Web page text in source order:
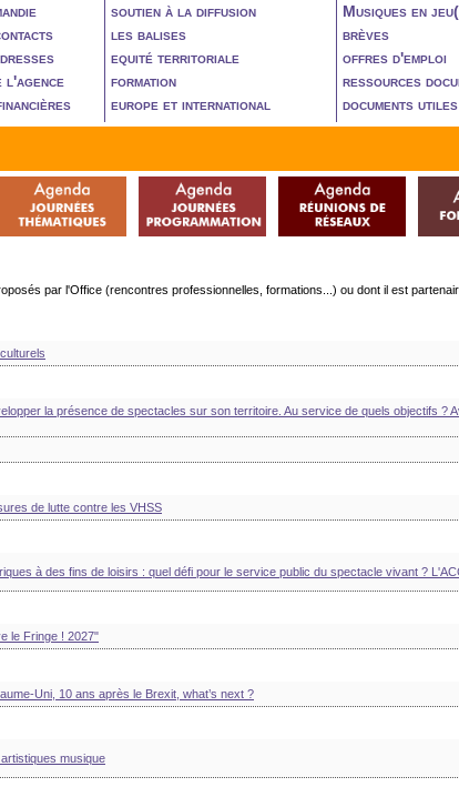
l'agence
soutien à la diffusion
les balises
equité territoriale
formation
europe et international
Musiques en
brèves
offres d'emploi
ressources
documents utiles
par l'Office (rencontres professionnelles, formations...) ou dont il est
la présence de spectacles sur son territoire. Au service de quels objectifs ?
de lutte contre les VHSS
à des fins de loisirs : quel défi pour le service public du spectacle vivant ?
le Fringe ! 2027"
Uni, 10 ans après le Brexit, what’s next ?
musique